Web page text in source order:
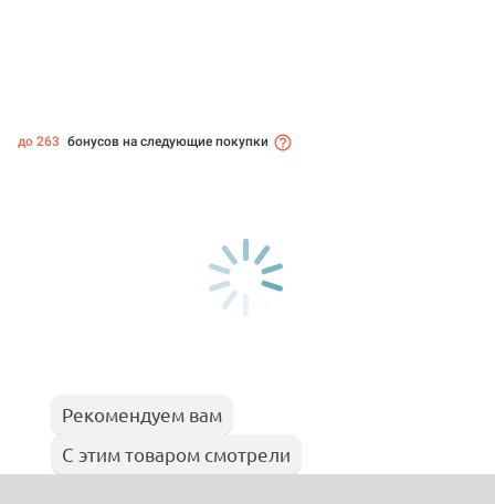
до 263 бонусов на следующие покупки
Рекомендуем вам
С этим товаром смотрели